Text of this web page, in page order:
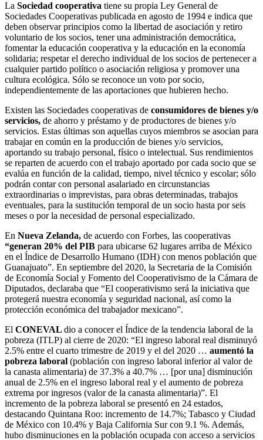
La Sociedad cooperativa tiene su propia Ley General de
Sociedades Cooperativas publicada en agosto de 1994 e indica que
deben observar principios como la libertad de asociación y retiro
voluntario de los socios, tener una administración democrática,
fomentar la educación cooperativa y la educación en la economía
solidaria; respetar el derecho individual de los socios de pertenecer a
cualquier partido político o asociación religiosa y promover una
cultura ecológica. Sólo se reconoce un voto por socio,
independientemente de las aportaciones que hubieren hecho.
Existen las Sociedades cooperativas de consumidores de bienes y/o
servicios, de ahorro y préstamo y de productores de bienes y/o
servicios. Estas últimas son aquellas cuyos miembros se asocian para
trabajar en común en la producción de bienes y/o servicios,
aportando su trabajo personal, físico o intelectual. Sus rendimientos
se reparten de acuerdo con el trabajo aportado por cada socio que se
evalúa en función de la calidad, tiempo, nivel técnico y escolar; sólo
podrán contar con personal asalariado en circunstancias
extraordinarias o imprevistas, para obras determinadas, trabajos
eventuales, para la sustitución temporal de un socio hasta por seis
meses o por la necesidad de personal especializado.
En Nueva Zelanda, de acuerdo con Forbes, las cooperativas
“generan 20% del PIB para ubicarse 62 lugares arriba de México
en el Índice de Desarrollo Humano (IDH) con menos población que
Guanajuato”. En septiembre del 2020, la Secretaria de la Comisión
de Economía Social y Fomento del Cooperativismo de la Cámara de
Diputados, declaraba que “El cooperativismo será la iniciativa que
protegerá nuestra economía y seguridad nacional, así como la
protección económica del trabajador mexicano”.
El CONEVAL dio a conocer el Índice de la tendencia laboral de la
pobreza (ITLP) al cierre de 2020: “El ingreso laboral real disminuyó
2.5% entre el cuarto trimestre de 2019 y el del 2020 … aumentó la
pobreza laboral (población con ingreso laboral inferior al valor de
la canasta alimentaria) de 37.3% a 40.7% … [por una] disminución
anual de 2.5% en el ingreso laboral real y el aumento de pobreza
extrema por ingresos (valor de la canasta alimentaria)”. El
incremento de la pobreza laboral se presentó en 24 estados,
destacando Quintana Roo: incremento de 14.7%; Tabasco y Ciudad
de México con 10.4% y Baja California Sur con 9.1 %. Además,
hubo disminuciones en la población ocupada con acceso a servicios